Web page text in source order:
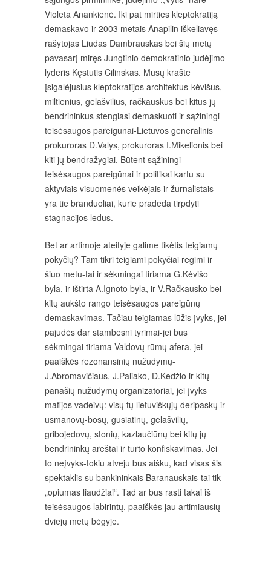
Violeta Anankienė. Iki pat mirties kleptokratiją
demaskavo ir 2003 metais Anapilin iškeliavęs
rašytojas Liudas Dambrauskas bei šių metų
pavasarį miręs Jungtinio demokratinio judėjimo
lyderis Kęstutis Čilinskas. Mūsų krašte
įsigalėjusius kleptokratijos architektus-kėvišus,
miltienius, gelašvilius, račkauskus bei kitus jų
bendrininkus stengiasi demaskuoti ir sąžiningi
teisėsaugos pareigūnai-Lietuvos generalinis
prokuroras D.Valys, prokuroras I.Mikelionis bei
kiti jų bendražygiai. Būtent sąžiningi
teisėsaugos pareigūnai ir politikai kartu su
aktyviais visuomenės veikėjais ir žurnalistais
yra tie branduoliai, kurie pradeda tirpdyti
stagnacijos ledus.
Bet ar artimoje ateityje galime tikėtis teigiamų
pokyčių? Tam tikri teigiami pokyčiai regimi ir
šiuo metu-tai ir sėkmingai tiriama G.Kėvišo
byla, ir ištirta A.Ignoto byla, ir V.Račkausko bei
kitų aukšto rango teisėsaugos pareigūnų
demaskavimas. Tačiau teigiamas lūžis įvyks, jei
pajudės dar stambesni tyrimai-jei bus
sėkmingai tiriama Valdovų rūmų afera, jei
paaiškės rezonansinių nužudymų-
J.Abromavičiaus, J.Paliako, D.Kedžio ir kitų
panašių nužudymų organizatoriai, jei įvyks
mafijos vadeivų: visų tų lietuviškųjų deripaskų ir
usmanovų-bosų, gusiatinų, gelašvilių,
gribojedovų, stonių, kazlaučiūnų bei kitų jų
bendrininkų areštai ir turto konfiskavimas. Jei
to neįvyks-tokiu atveju bus aišku, kad visas šis
spektaklis su bankininkais Baranauskais-tai tik
„opiumas liaudžiai“. Tad ar bus rasti takai iš
teisėsaugos labirintų, paaiškės jau artimiausių
dviejų metų bėgyje.